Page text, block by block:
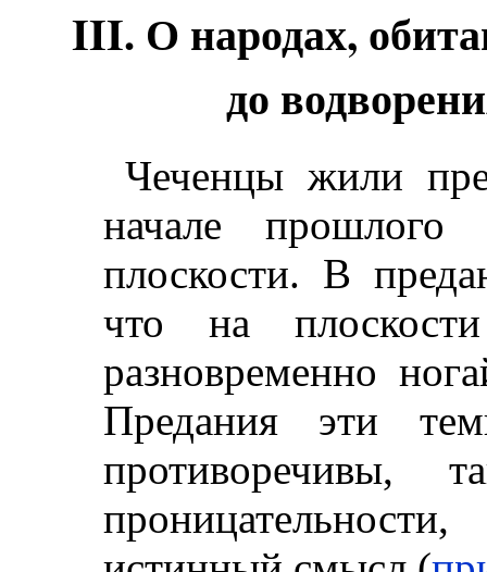
III. О народах,
до
Чеченцы жили
начале прошлого
плоскости. В
что на
разновременно
Предания эти